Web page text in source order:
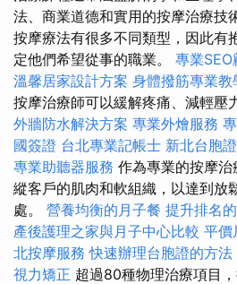
法、商業道德和實用的按摩治療技
按摩療法有很多不同類型，因此有
定他們希望從事的職業。 專業
溫馨居家設計方案 身體撥筋專業教
按摩治療師可以緩解疼痛、減輕壓
外牆防水解決方案 專業外燴服務
國簽證 台北專業記帳士 新北台胞
專業助聽器服務 作為專業的按摩
縱客戶的肌肉和軟組織，以達到放
處。 營養均衡的月子餐 提升排名
產後護理之家與月子中心比較 平價
北按摩服務快速辦理台胞證的方法
視力矯正 超過80種物理治療項目